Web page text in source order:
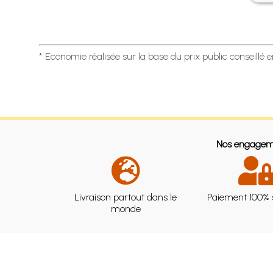
* Economie réalisée sur la base du prix public conseillé
Nos
Livraison partout dans le
monde
Paiement